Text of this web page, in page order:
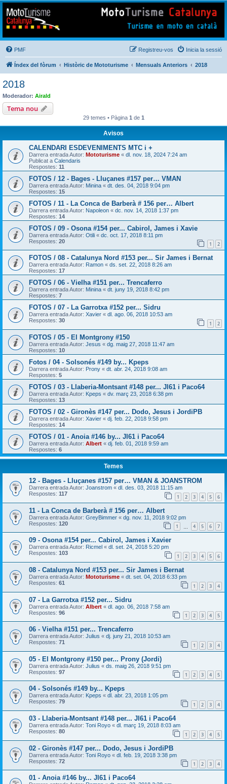
Mototurisme
Turisme en moto en català
PMF Inicia la sessió
Registreu-vos
Índex del fòrum Històric de Mototurisme Mensuals Anteriors 2018
2018
Moderador: Airald
Tema nou
29 temes • Pàgina 1 de 1
Avisos
CALENDARI ESDEVENIMENTS MTC i +
Darrera entrada Autor: Mototurisme « dl. nov. 18, 2024 7:24 am
Publicat a Calendaris
Respostes: 11
FOTOS / 12 - Bages - Lluçanes #157 per… VMAN
Darrera entrada Autor: Minina « dt. des. 04, 2018 9:04 pm
Respostes: 15
FOTOS / 11 - La Conca de Barberà # 156 per… Albert
Darrera entrada Autor: Napoleon « dc. nov. 14, 2018 1:37 pm
Respostes: 14
FOTOS / 09 - Osona #154 per... Cabirol, James i Xavie
Darrera entrada Autor: Otili « dc. oct. 17, 2018 8:11 pm
Respostes: 20 1 2
FOTOS / 08 - Catalunya Nord #153 per... Sir James i Bernat
Darrera entrada Autor: Ramon « ds. set. 22, 2018 8:26 am
Respostes: 17
FOTOS / 06 - Vielha #151 per... Trencaferro
Darrera entrada Autor: Minina « dt. juny 19, 2018 8:42 pm
Respostes: 7
FOTOS / 07 - La Garrotxa #152 per... Sidru
Darrera entrada Autor: Xavier « dl. ago. 06, 2018 10:53 am
Respostes: 30 1 2
FOTOS / 05 - El Montgrony #150
Darrera entrada Autor: Jesus « dg. maig 27, 2018 11:47 am
Respostes: 10
Fotos / 04 - Solsonés #149 by... Kpeps
Darrera entrada Autor: Prony « dt. abr. 24, 2018 9:08 am
Respostes: 5
FOTOS / 03 - Llaberia-Montsant #148 per... Jl61 i Paco64
Darrera entrada Autor: Kpeps « dv. març 23, 2018 6:38 pm
Respostes: 13
FOTOS / 02 - Gironès #147 per... Dodo, Jesus i JordiPB
Darrera entrada Autor: Xavier « dj. feb. 22, 2018 9:58 pm
Respostes: 14
FOTOS / 01 - Anoia #146 by... Jl61 i Paco64
Darrera entrada Autor: Albert « dj. feb. 01, 2018 9:59 am
Respostes: 6
Temes
12 - Bages - Lluçanes #157 per… VMAN & JOANSTROM
Darrera entrada Autor: Joanstrom « dl. des. 03, 2018 11:15 am
Respostes: 117 1 2 3 4 5 6
11 - La Conca de Barberà # 156 per… Albert
Darrera entrada Autor: GreyBimmer « dg. nov. 11, 2018 9:02 pm
Respostes: 120 1 4 5 6 7
09 - Osona #154 per... Cabirol, James i Xavier
Darrera entrada Autor: Ricmel « dl. set. 24, 2018 5:20 pm
Respostes: 103 1 2 3 4 5 6
08 - Catalunya Nord #153 per... Sir James i Bernat
Darrera entrada Autor: Mototurisme « dt. set. 04, 2018 6:33 pm
Respostes: 61 1 2 3 4
07 - La Garrotxa #152 per... Sidru
Darrera entrada Autor: Albert « dl. ago. 06, 2018 7:58 am
Respostes: 96 1 2 3 4 5
06 - Vielha #151 per... Trencaferro
Darrera entrada Autor: Julius « dj. juny 21, 2018 10:53 am
Respostes: 71 1 2 3 4
05 - El Montgrony #150 per... Prony (Jordi)
Darrera entrada Autor: Julius « ds. maig 26, 2018 9:51 pm
Respostes: 97 1 2 3 4 5
04 - Solsonés #149 by... Kpeps
Darrera entrada Autor: Kpeps « dl. abr. 23, 2018 1:05 pm
Respostes: 79 1 2 3 4
03 - Llaberia-Montsant #148 per... Jl61 i Paco64
Darrera entrada Autor: Toni Royo « dl. març 19, 2018 8:03 am
Respostes: 80 1 2 3 4 5
02 - Gironès #147 per... Dodo, Jesus i JordiPB
Darrera entrada Autor: Toni Royo « dl. feb. 19, 2018 3:38 pm
Respostes: 72 1 2 3 4
01 - Anoia #146 by... Jl61 i Paco64